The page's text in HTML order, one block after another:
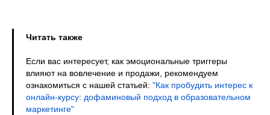
Читать также
Если вас интересует, как эмоциональные триггеры
влияют на вовлечение и продажи, рекомендуем
ознакомиться с нашей статьей: "Как пробудить интерес к
онлайн-курсу: дофаминовый подход в образовательном
маркетинге"